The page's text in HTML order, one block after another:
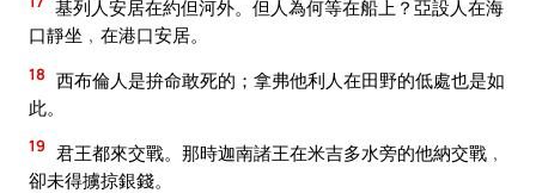
基列人安居在約但河外。但人為何等在船上？亞設人在海
口靜坐﹐在港口安居。
18 西布倫人是拚命敢死的；拿弗他利人在田野的低處也是如
此。
19 君王都來交戰。那時迦南諸王在米吉多水旁的他納交戰﹐
卻未得擄掠銀錢。